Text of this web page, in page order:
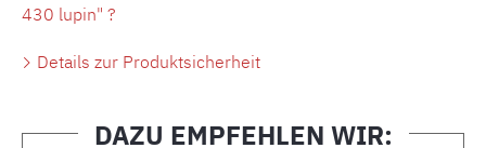
430 lupin" ?
Details zur Produktsicherheit
DAZU EMPFEHLEN WIR: